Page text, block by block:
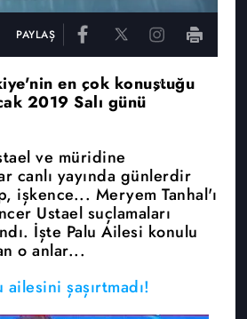
PAYLAŞ
en çok konuştuğu
2019 Salı günü
ve müridine
canlı yayında günlerdir
işkence... Meryem Tanhal'ı
Ustael suçlamaları
İşte Palu Ailesi konulu
o anlar...
şaşırtmadı!